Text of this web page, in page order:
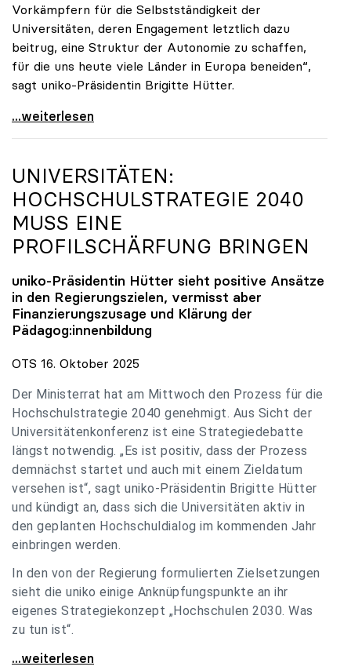
Vorkämpfern für die Selbstständigkeit der
Universitäten, deren Engagement letztlich dazu
beitrug, eine Struktur der Autonomie zu schaffen,
für die uns heute viele Länder in Europa beneiden“,
sagt uniko-Präsidentin Brigitte Hütter.
uniko trauert um ehemaligen Präsidenten Peter
...weiterlesen
UNIVERSITÄTEN:
HOCHSCHULSTRATEGIE 2040
MUSS EINE
PROFILSCHÄRFUNG BRINGEN
uniko-Präsidentin Hütter sieht positive Ansätze
in den Regierungszielen, vermisst aber
Finanzierungszusage und Klärung der
Pädagog:innenbildung
OTS 16. Oktober 2025
Der Ministerrat hat am Mittwoch den Prozess für die
Hochschulstrategie 2040 genehmigt. Aus Sicht der
Universitätenkonferenz ist eine Strategiedebatte
längst notwendig. „Es ist positiv, dass der Prozess
demnächst startet und auch mit einem Zieldatum
versehen ist“, sagt uniko-Präsidentin Brigitte Hütter
und kündigt an, dass sich die Universitäten aktiv in
den geplanten Hochschuldialog im kommenden Jahr
einbringen werden.
In den von der Regierung formulierten Zielsetzungen
sieht die uniko einige Anknüpfungspunkte an ihr
eigenes Strategiekonzept „Hochschulen 2030. Was
zu tun ist“.
Universitäten: Hochschulstrategie 2040 muss eine
...weiterlesen